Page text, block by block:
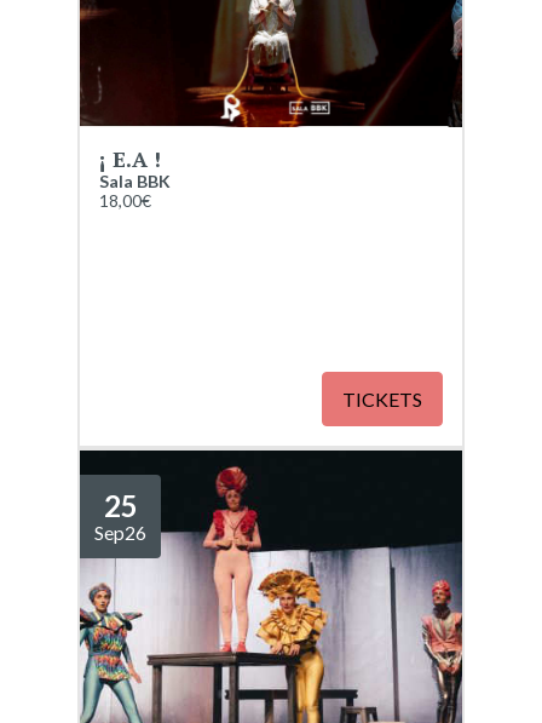
¡ E.A !
Sala BBK
18,00€
TICKETS
25
Sep26